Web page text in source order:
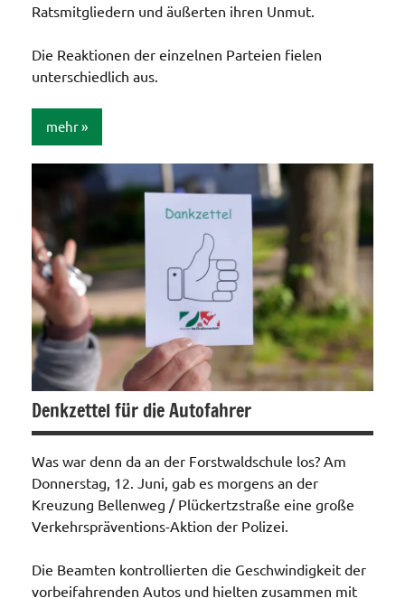
Ratsmitgliedern und äußerten ihren Unmut.
Die Reaktionen der einzelnen Parteien fielen
unterschiedlich aus.
mehr
Allgemein
Denkzettel für die Autofahrer
Was war denn da an der Forstwaldschule los? Am
Donnerstag, 12. Juni, gab es morgens an der
Kreuzung Bellenweg / Plückertzstraße eine große
Verkehrspräventions-Aktion der Polizei.
Die Beamten kontrollierten die Geschwindigkeit der
vorbeifahrenden Autos und hielten zusammen mit